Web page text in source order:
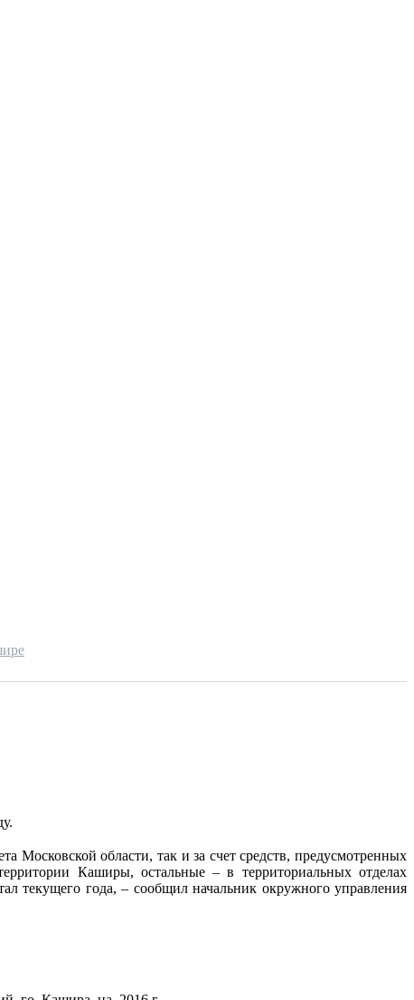
Московской области, так и за счет средств, предусмотренных
Каширы, остальные – в территориальных отделах
текущего года, – сообщил начальник окружного управления